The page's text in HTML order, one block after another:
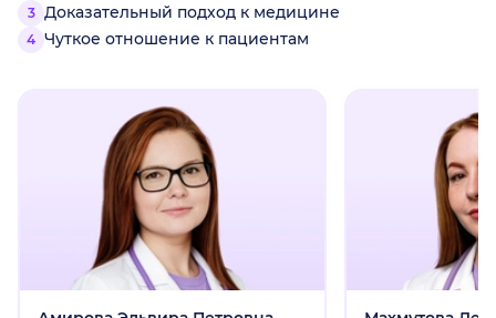
Доказательный подход к медицине
Чуткое отношение к пациентам